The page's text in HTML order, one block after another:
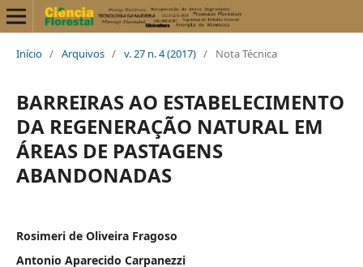
Início / Arquivos / v. 27 n. 4 (2017) / Nota Técnica
BARREIRAS AO ESTABELECIMENTO
DA REGENERAÇÃO NATURAL EM
ÁREAS DE PASTAGENS
ABANDONADAS
Rosimeri de Oliveira Fragoso
Antonio Aparecido Carpanezzi